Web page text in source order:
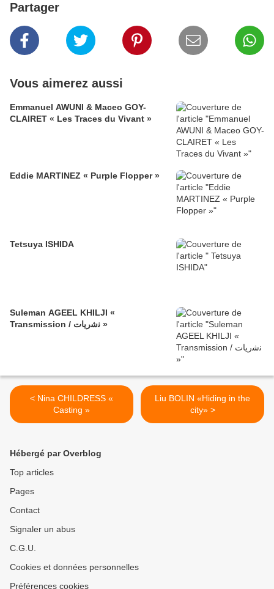
Partager
Vous aimerez aussi
Emmanuel AWUNI & Maceo GOY-
CLAIRET « Les Traces du Vivant »
Eddie MARTINEZ « Purple Flopper »
Tetsuya ISHIDA
Suleman AGEEL KHILJI «
Transmission / ﻧﺷرﯾﺎت »
< Nina CHILDRESS «
Casting »
Liu BOLIN «Hiding in the
city» >
Hébergé par Overblog
Top articles
Pages
Contact
Signaler un abus
C.G.U.
Cookies et données personnelles
Préférences cookies